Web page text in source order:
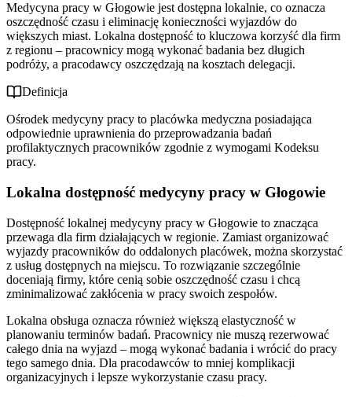
Medycyna pracy w Głogowie jest dostępna lokalnie, co oznacza
oszczędność czasu i eliminację konieczności wyjazdów do
większych miast. Lokalna dostępność to kluczowa korzyść dla firm
z regionu – pracownicy mogą wykonać badania bez długich
podróży, a pracodawcy oszczędzają na kosztach delegacji.
Definicja
Ośrodek medycyny pracy to placówka medyczna posiadająca
odpowiednie uprawnienia do przeprowadzania badań
profilaktycznych pracowników zgodnie z wymogami Kodeksu
pracy.
Lokalna dostępność medycyny pracy w Głogowie
Dostępność lokalnej medycyny pracy w Głogowie to znacząca
przewaga dla firm działających w regionie. Zamiast organizować
wyjazdy pracowników do oddalonych placówek, można skorzystać
z usług dostępnych na miejscu. To rozwiązanie szczególnie
doceniają firmy, które cenią sobie oszczędność czasu i chcą
zminimalizować zakłócenia w pracy swoich zespołów.
Lokalna obsługa oznacza również większą elastyczność w
planowaniu terminów badań. Pracownicy nie muszą rezerwować
całego dnia na wyjazd – mogą wykonać badania i wrócić do pracy
tego samego dnia. Dla pracodawców to mniej komplikacji
organizacyjnych i lepsze wykorzystanie czasu pracy.